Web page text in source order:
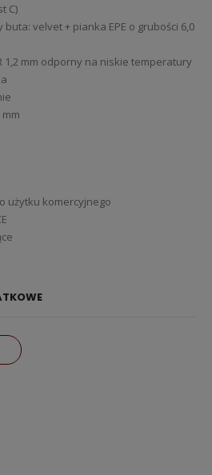
C)
buta: velvet + pianka EPE o grubości 6,0
1,2 mm odporny na niskie temperatury
mm
użytku komercyjnego